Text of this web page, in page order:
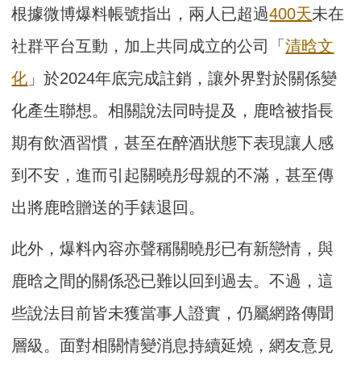
根據微博爆料帳號指出，兩人已超過400天未在
社群平台互動，加上共同成立的公司「清晗文
化 」於2024年底完成註銷，讓外界對於關係變
化產生聯想。相關說法同時提及，鹿晗被指長
期有飲酒習慣，甚至在醉酒狀態下表現讓人感
到不安，進而引起關曉彤母親的不滿，甚至傳
出將鹿晗贈送的手錶退回。
此外，爆料內容亦聲稱關曉彤已有新戀情，與
鹿晗之間的關係恐已難以回到過去。不過，這
些說法目前皆未獲當事人證實，仍屬網路傳聞
層級。面對相關情變消息持續延燒，網友意見